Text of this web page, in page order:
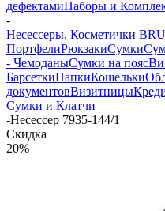
дефектамиНаборы и
-
Несессеры, Косметички
ПортфелиРюкзакиСумки
- ЧемоданыСумки на пояс
БарсеткиПапкиКошельки
документовВизитницы
Сумки и Клатчи
-Несессер 7935-144/1
Скидка
20%